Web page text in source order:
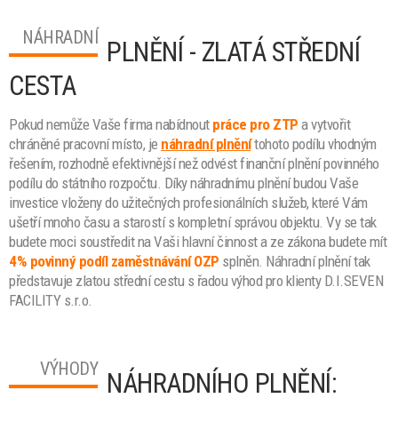
NÁHRADNÍ PLNĚNÍ - ZLATÁ STŘEDNÍ
CESTA
Pokud nemůže Vaše firma nabídnout práce pro ZTP a vytvořit
chráněné pracovní místo, je náhradní plněnítohoto podílu vhodným
řešením, rozhodně efektivnější než odvést finanční plnění povinného
podílu do státního rozpočtu. Díky náhradnímu plnění budou Vaše
investice vloženy do užitečných profesionálních služeb, které Vám
ušetří mnoho času a starostí s kompletní správou objektu. Vy se tak
budete moci soustředit na Vaši hlavní činnost a ze zákona budete mít
4% povinný podíl zaměstnávání OZP splněn. Náhradní plnění tak
představuje zlatou střední cestu s řadou výhod pro klienty D.I.SEVEN
FACILITY s.r.o.
VÝHODY NÁHRADNÍHO PLNĚNÍ: